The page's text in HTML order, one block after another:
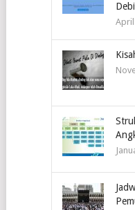
April